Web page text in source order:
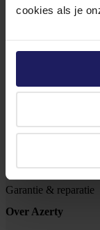
cookies als je
8102 HG Raalte
BTW nr: NL
Klantenservice
Betalen
Retouren
Garantie & reparatie
Over Azerty